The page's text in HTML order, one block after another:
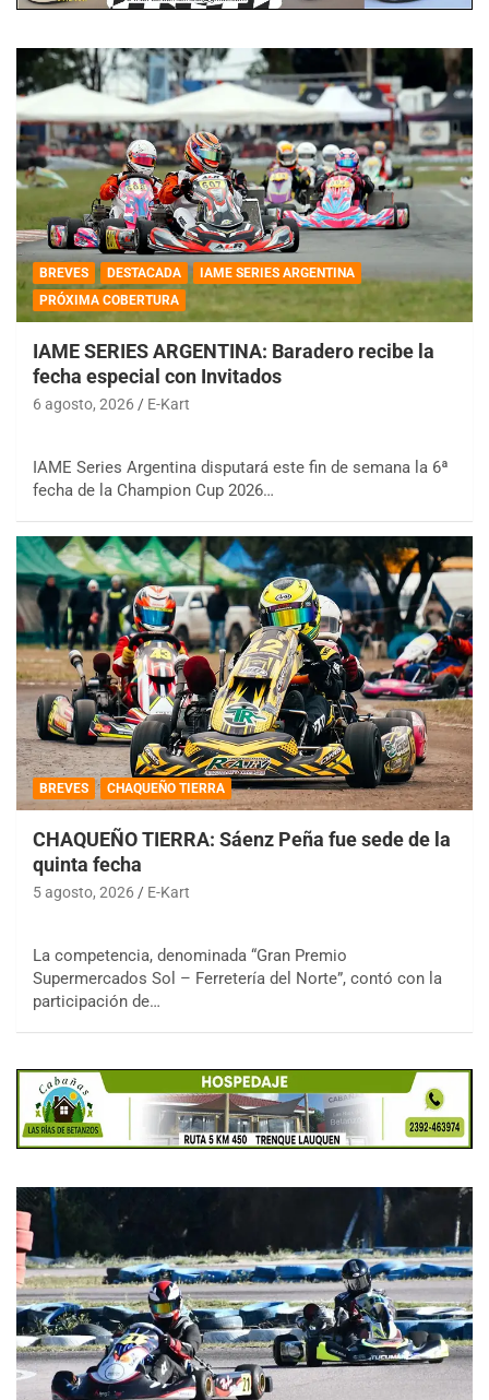
BREVES DESTACADA
IAME SERIES ARGENTINA
PRÓXIMA COBERTURA
IAME SERIES ARGENTINA: Baradero recibe la
fecha especial con Invitados
6 agosto, 2026 E-Kart
IAME Series Argentina disputará este fin de semana la 6ª
fecha de la Champion Cup 2026…
BREVES CHAQUEÑO TIERRA
CHAQUEÑO TIERRA: Sáenz Peña fue sede de la
quinta fecha
5 agosto, 2026 E-Kart
La competencia, denominada “Gran Premio
Supermercados Sol – Ferretería del Norte”, contó con la
participación de…